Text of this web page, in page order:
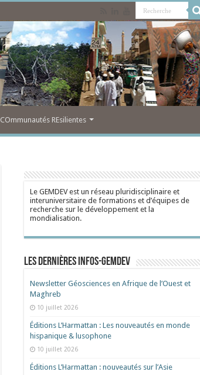
COmmunautés REsilientes
Le GEMDEV est un réseau pluridisciplinaire et
interuniversitaire de formations et d’équipes de
recherche sur le développement et la
mondialisation.
Les dernières Infos-Gemdev
Newsletter Géosciences en Afrique de l’Ouest et
Maghreb
10 juillet 2026
Éditions L’Harmattan : Les nouveautés en monde
hispanique & lusophone
10 juillet 2026
Éditions L’Harmattan : nouveautés sur l’Asie